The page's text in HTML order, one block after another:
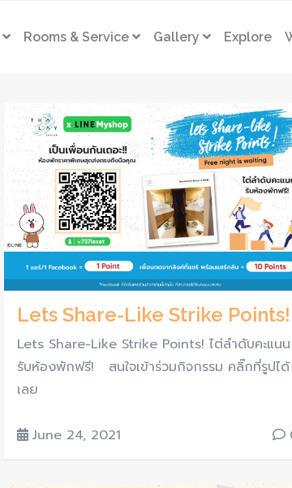
Rooms & Service Gallery Explore
Lets Share-Like Strike Points!
Lets Share-Like Strike Points! ไต่ลำดับคะแนน
รับห้องพักฟรี! สนใจเข้าร่วมกิจกรรม คลิ๊กที่รูปได้
เลย
June 24, 2021